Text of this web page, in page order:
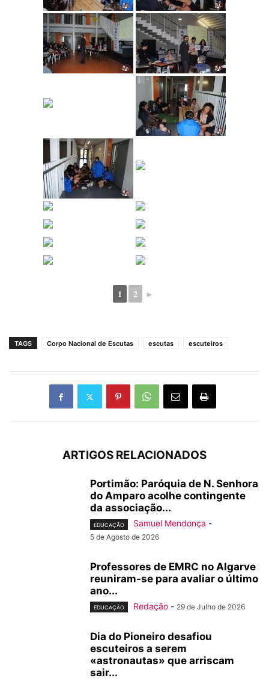
1 2 ►
TAGS Corpo Nacional de Escutas escutas escuteiros
ARTIGOS RELACIONADOS
Portimão: Paróquia de N. Senhora
do Amparo acolhe contingente
da associação...
EDUCAÇÃO Samuel Mendonça -
5 de Agosto de 2026
Professores de EMRC no Algarve
reuniram-se para avaliar o último
ano...
EDUCAÇÃO Redação - 29 de Julho de 2026
Dia do Pioneiro desafiou
escuteiros a serem
«astronautas» que arriscam
sair...